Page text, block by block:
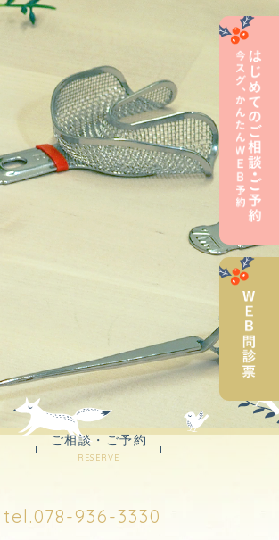
ご相談・ご予約
RESERVE
tel.078-936-3330